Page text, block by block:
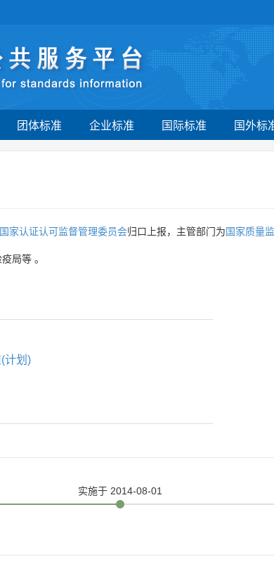
团体标准 企业标准 国际标准 国外标
国家认证认可监督管理委员会归口上报，主管部门为国家质量
疫局等 。
计划)
实施于 2014-08-01